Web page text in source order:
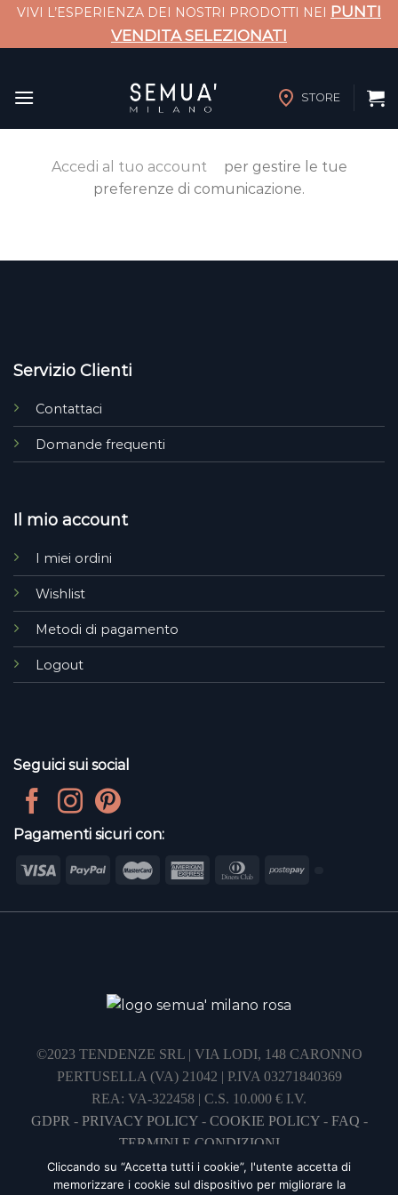
VIVI L’ESPERIENZA DEI NOSTRI PRODOTTI NEI PUNTI
VENDITA SELEZIONATI
STORE
Accedi al tuo account
per gestire le tue
preferenze di comunicazione.
Servizio Clienti
Contattaci
Domande frequenti
Il mio account
I miei ordini
Wishlist
Metodi di pagamento
Logout
Seguici sui social
Pagamenti sicuri con:
©2023 TENDENZE SRL | VIA LODI, 148 CARONNO
PERTUSELLA (VA) 21042 | P.IVA 03271840369
REA: VA-322458 | C.S. 10.000 € I.V.
GDPR - PRIVACY POLICY - COOKIE POLICY - FAQ -
TERMINI E CONDIZIONI
Cliccando su “Accetta tutti i cookie”, l'utente accetta di
memorizzare i cookie sul dispositivo per migliorare la